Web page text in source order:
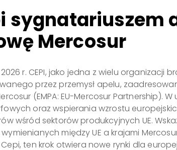
sygnatariuszem
Mercosur
r. CEPI, jako jedna z wielu
przez przemysł apelu,
(EMPA: EU-Mercosur Partnership).
oraz wspierania wzrostu
wśród sektorów produkcyjnych UE.
między UE a krajami
ten krok otwiera nowe rynki dla